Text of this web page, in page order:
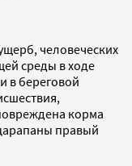
человеческих
среды в ходе
в береговой
корма
правый